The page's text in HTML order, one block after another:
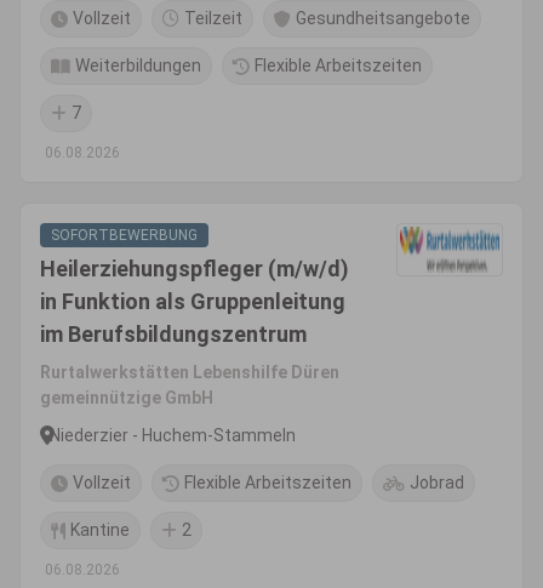
Vollzeit Teilzeit Gesundheitsangebote
Weiterbildungen Flexible Arbeitszeiten
7
06.08.2026
SOFORTBEWERBUNG
Heilerziehungspfleger (m/w/d)
in Funktion als Gruppenleitung
im Berufsbildungszentrum
Rurtalwerkstätten Lebenshilfe Düren
gemeinnützige GmbH
Niederzier - Huchem-Stammeln
Vollzeit Flexible Arbeitszeiten Jobrad
Kantine 2
06.08.2026